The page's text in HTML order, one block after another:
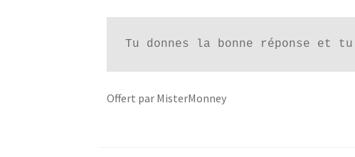
Tu donnes la bonne réponse et
Offert par MisterMonney